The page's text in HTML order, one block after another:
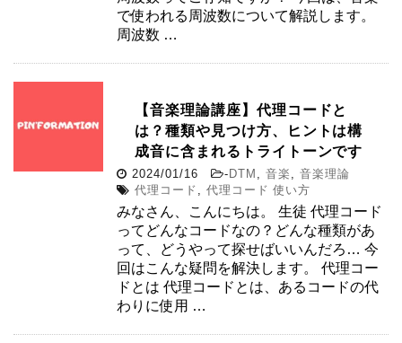
で使われる周波数について解説します。
周波数 …
【音楽理論講座】代理コードと
は？種類や見つけ方、ヒントは構
成音に含まれるトライトーンです
2024/01/16 -DTM ,音楽 ,音楽理論
代理コード
代理コード 使い方
みなさん、こんにちは。 生徒 代理コード
ってどんなコードなの？どんな種類があ
って、どうやって探せばいいんだろ… 今
回はこんな疑問を解決します。 代理コー
ドとは 代理コードとは、あるコードの代
わりに使用 …